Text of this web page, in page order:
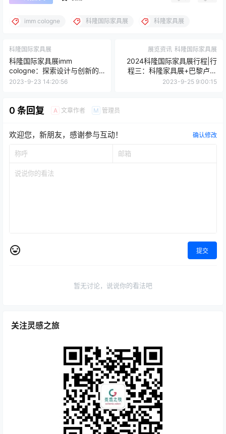
海报分享
科隆国际家具展
科隆国际家具展imm
cologne：探索设计与创新的
世界
展览资讯 科隆国际家具展
2024科隆国际家具展行程|行
程三：科隆家具展+巴黎卢森
堡9天浪漫之旅
0 条回复 M
欢迎您，新朋友，感谢参与互动！
提交
关注灵感之旅